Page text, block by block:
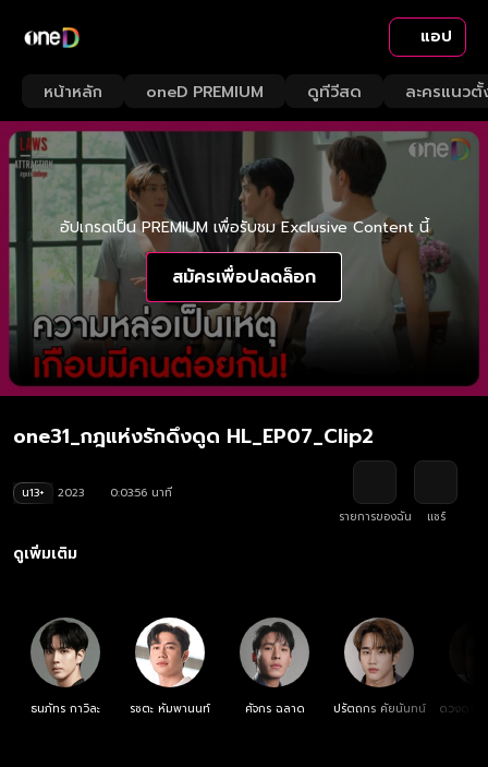
แอป
หน้าหลัก oneD PREMIUM ดูทีวีสด ละครแนวตั้
อัปเกรดเป็น PREMIUM เพื่อรับชม Exclusive Content นี้
สมัครเพื่อปลดล็อก
one31_กฎแห่งรักดึงดูด HL_EP07_Clip2
น13+ 2023
0:03:56 นาที
รายการของฉัน
แชร์
ดูเพิ่มเติม
ธนภัทร กาวิละ รชตะ หัมพานนท์ ศัจกร ฉลาด ปรัตถกร คัยนันทน์ ดวงดาว